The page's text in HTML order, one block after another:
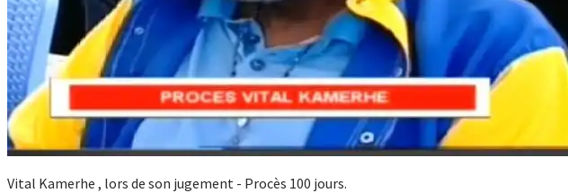
Vital Kamerhe , lors de son jugement - Procès 100 jours.